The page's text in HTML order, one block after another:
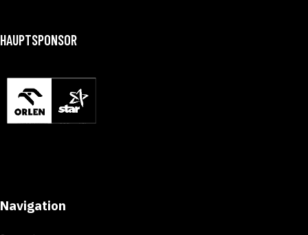
HAUPTSPONSOR
Navigation